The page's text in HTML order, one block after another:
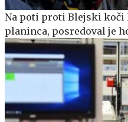
Na poti proti Blejski
planinca, posredoval je